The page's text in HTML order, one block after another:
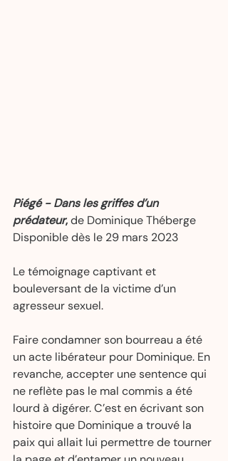
Piégé - Dans les griffes d’un
prédateur, de Dominique Théberge
Disponible dès le 29 mars 2023
Le témoignage captivant et
bouleversant de la victime d’un
agresseur sexuel.
Faire condamner son bourreau a été
un acte libérateur pour Dominique. En
revanche, accepter une sentence qui
ne reflète pas le mal commis a été
lourd à digérer. C’est en écrivant son
histoire que Dominique a trouvé la
paix qui allait lui permettre de tourner